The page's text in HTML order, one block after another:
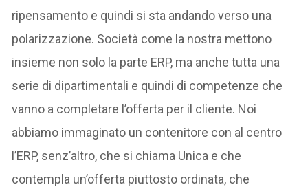
ripensamento e quindi si sta andando verso una
polarizzazione. Società come la nostra mettono
insieme non solo la parte ERP, ma anche tutta una
serie di dipartimentali e quindi di competenze che
vanno a completare l’offerta per il cliente. Noi
abbiamo immaginato un contenitore con al centro
l’ERP, senz’altro, che si chiama Unica e che
contempla un’offerta piuttosto ordinata, che